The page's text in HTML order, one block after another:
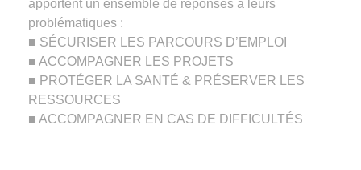
apportent un ensemble de réponses à leurs
problématiques :
■ SÉCURISER LES PARCOURS D’EMPLOI
■ ACCOMPAGNER LES PROJETS
■ PROTÉGER LA SANTÉ & PRÉSERVER LES
RESSOURCES
■ ACCOMPAGNER EN CAS DE DIFFICULTÉS